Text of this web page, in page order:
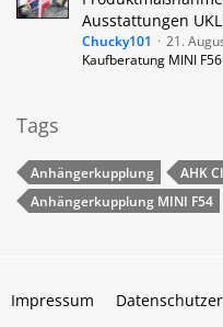
Ausstattungen
Chucky101
21.
Kaufberatung MINI
Tags
Anhängerkupplung
AHK
Anhängerkupplung MINI F54
Impressum